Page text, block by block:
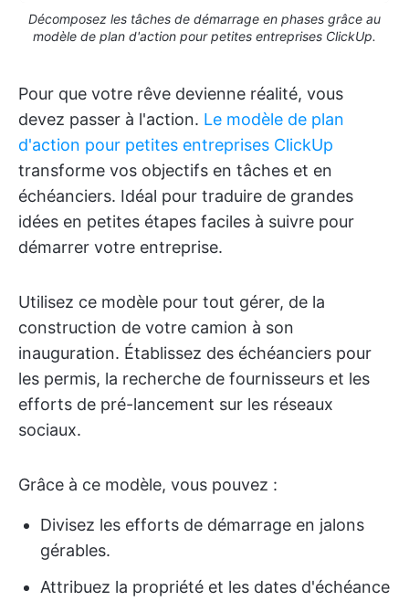
Décomposez les tâches de démarrage en phases grâce au
modèle de plan d'action pour petites entreprises ClickUp.
Pour que votre rêve devienne réalité, vous
devez passer à l'action. Le modèle de plan
d'action pour petites entreprises ClickUp
transforme vos objectifs en tâches et en
échéanciers. Idéal pour traduire de grandes
idées en petites étapes faciles à suivre pour
démarrer votre entreprise.
Utilisez ce modèle pour tout gérer, de la
construction de votre camion à son
inauguration. Établissez des échéanciers pour
les permis, la recherche de fournisseurs et les
efforts de pré-lancement sur les réseaux
sociaux.
Grâce à ce modèle, vous pouvez :
Divisez les efforts de démarrage en jalons
gérables.
Attribuez la propriété et les dates d'échéance